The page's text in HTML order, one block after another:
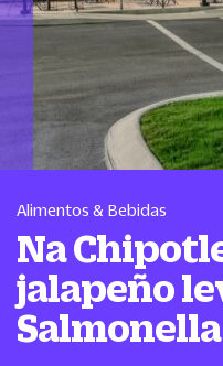
Alimentos & Bebidas
Na
jalapeño
Salmonella